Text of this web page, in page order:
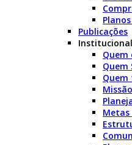
Publicações
Institucional
Quem
Quem
Quem
Missão